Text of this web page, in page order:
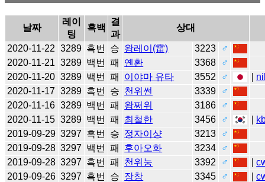
날짜
레이
팅
흑백
결
과
상대
2020-11-22 3289 흑번 승 왕레이(雷) 3223
♂
2020-11-21 3289 백번 패 옌환 3368
♂
2020-11-20 3289 백번 패 이야마 유타 3552 ♂
2020-11-17 3289 흑번 승 천위썬 3339
♂
2020-11-16 3289 백번 패 왕쩌위 3186
♂
2020-11-15 3289 백번 패 최철한 3456 ♂
2019-09-29 3297 흑번 승 정자이샹 3213
♂
2019-09-28 3297 백번 패 후아오화 3234
♂
2019-09-28 3297 흑번 패 천위눙 3392 ♂ |
2019-09-26 3297 흑번 승 장창 3345 ♂ |